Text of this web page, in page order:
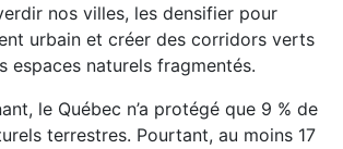
nos villes, les densifier pour
urbain et créer des corridors verts
espaces naturels fragmentés.
le Québec n’a protégé que 9 % de
terrestres. Pourtant, au moins 17